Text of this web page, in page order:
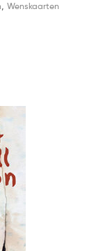
Wenskaarten